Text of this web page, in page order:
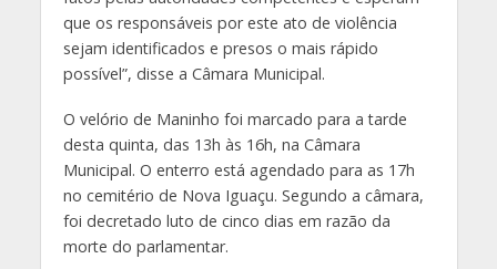
que os responsáveis por este ato de violência
sejam identificados e presos o mais rápido
possível”, disse a Câmara Municipal.
O velório de Maninho foi marcado para a tarde
desta quinta, das 13h às 16h, na Câmara
Municipal. O enterro está agendado para as 17h
no cemitério de Nova Iguaçu. Segundo a câmara,
foi decretado luto de cinco dias em razão da
morte do parlamentar.